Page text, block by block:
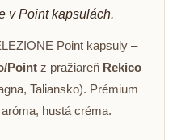
v Point kapsulách.
Point kapsuly –
Point z pražiareň Rekico
Taliansko). Prémium
hustá créma.